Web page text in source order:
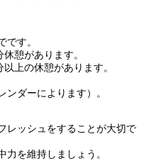
です。
憩があります。
上の休憩があります。
ンダーによります）。
レッシュをすることが大切で
力を維持しましょう。